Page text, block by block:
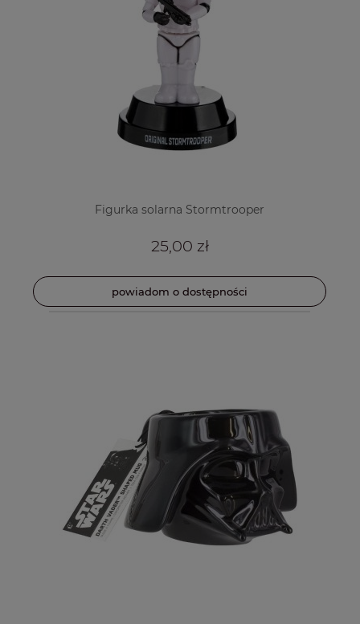
Figurka solarna Stormtrooper
25,00 zł
powiadom o dostępności